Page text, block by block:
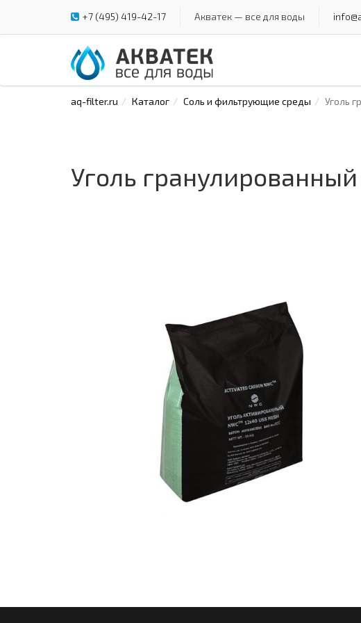
+7 (495) 419-42-17 Акватек — все для воды
aq-filter.ru Каталог Соль и фильтрующие среды Уголь
Уголь